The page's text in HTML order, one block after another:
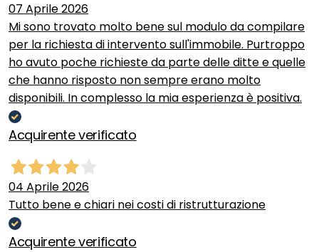
07 Aprile 2026
Mi sono trovato molto bene sul modulo da compilare
per la richiesta di intervento sull'immobile. Purtroppo
ho avuto poche richieste da parte delle ditte e quelle
che hanno risposto non sempre erano molto
disponibili. In complesso la mia esperienza è positiva.
Acquirente verificato
04 Aprile 2026
Tutto bene e chiari nei costi di ristrutturazione
Acquirente verificato